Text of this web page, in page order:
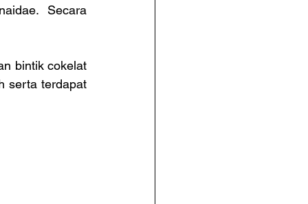
Secara
bintik cokelat
serta terdapat